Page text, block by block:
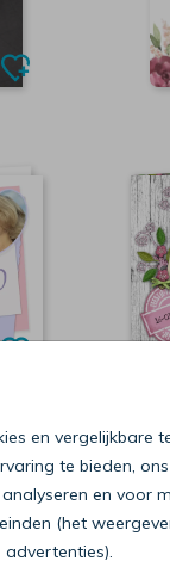
en vergelijkbare
te bieden,
en voor
(het